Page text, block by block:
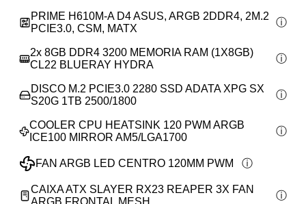
PRIME H610M-A D4 ASUS, ARGB 2DDR4, 2M.2
PCIE3.0, CSM, MATX
2x8GB DDR4 3200 MEMORIA RAM (1X8GB)
CL22 BLUERAY HYDRA
DISCO M.2 PCIE3.0 2280 SSD ADATA XPG SX
S20G 1TB 2500/1800
COOLER CPU HEATSINK 120 PWM ARGB
ICE100 MIRROR AM5/LGA1700
FAN ARGB LED CENTRO 120MM PWM
CAIXA ATX SLAYER RX23 REAPER 3X FAN
ARGB FRONTAL MESH